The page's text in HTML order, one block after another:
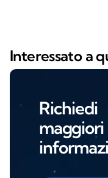
Interessato a
Richiedi
maggiori